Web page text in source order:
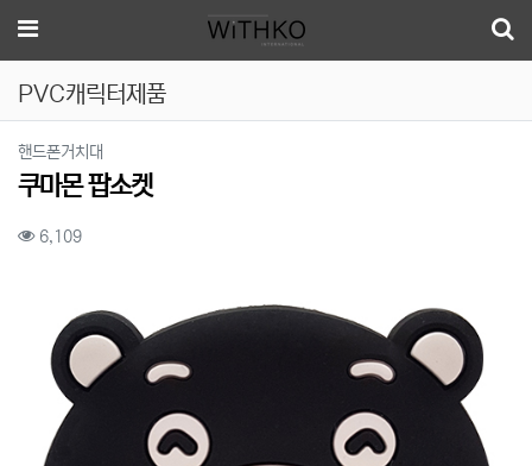
메뉴
PVC캐릭터제품
핸드폰거치대
쿠마몬 팝소켓
컨텐츠 정보
6,109조회